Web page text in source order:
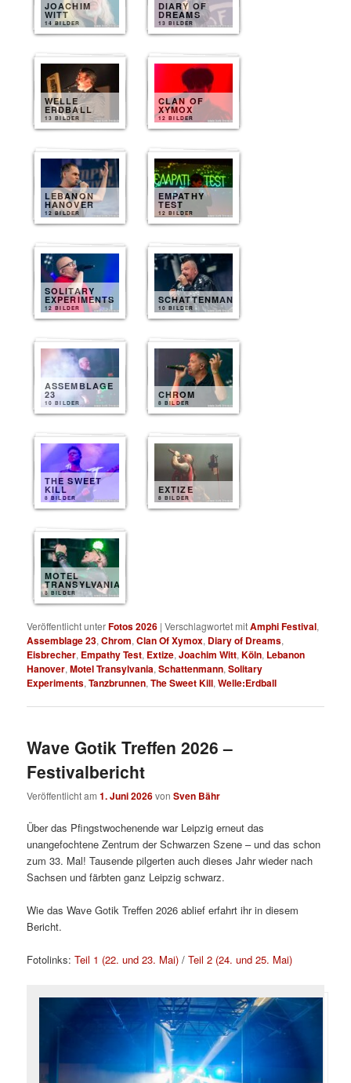
JOACHIM
WITT
14 BILDER
DIARY OF
DREAMS
13 BILDER
WELLE
ERDBALL
13 BILDER
CLAN OF
XYMOX
12 BILDER
LEBANON
HANOVER
12 BILDER
EMPATHY
TEST
12 BILDER
SOLITARY
EXPERIMENTS
12 BILDER
SCHATTENMANN
10 BILDER
ASSEMBLAGE
23
10 BILDER
CHROM
8 BILDER
THE SWEET
KILL
8 BILDER
EXTIZE
8 BILDER
MOTEL
TRANSYLVANIA
8 BILDER
Veröffentlicht unterFotos 2026 |Verschlagwortet mitAmphi Festival,
Assemblage 23,Chrom,Clan Of Xymox, Diary of Dreams,
Eisbrecher, Empathy Test, Extize,Joachim Witt,Köln, Lebanon
Hanover,Motel Transylvania,Schattenmann,Solitary
Experiments,Tanzbrunnen,The Sweet Kill,Welle:Erdball
Wave Gotik Treffen 2026 –
Festivalbericht
Veröffentlicht am1. Juni 2026vonSven Bähr
Über das Pfingstwochenende war Leipzig erneut das
unangefochtene Zentrum der Schwarzen Szene – und das schon
zum 33. Mal! Tausende pilgerten auch dieses Jahr wieder nach
Sachsen und färbten ganz Leipzig schwarz.
Wie das Wave Gotik Treffen 2026 ablief erfahrt ihr in diesem
Bericht.
Fotolinks:Teil 1 (22. und 23. Mai) /Teil 2 (24. und 25. Mai)